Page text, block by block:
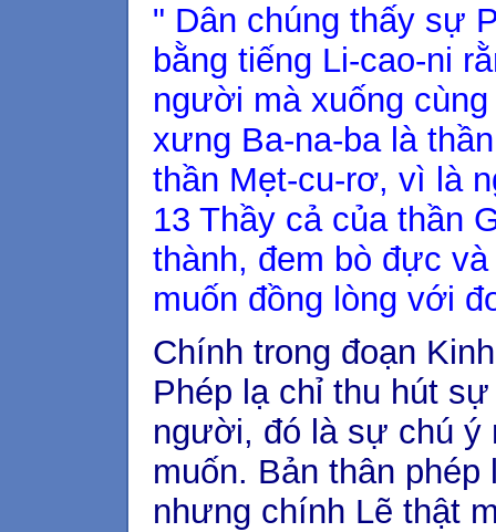
" Dân chúng thấy sự
bằng tiếng Li-cao-ni
người mà xuống
xưng Ba-na-ba là
thần Mẹt-cu-rơ, vì là
13 Thầy cả của thần
thành, đem bò đực
muốn đồng lòng với
Chính trong đoạn
Phép lạ chỉ thu hút
người, đó là sự chú ý
muốn. Bản thân
nhưng chính Lẽ thật